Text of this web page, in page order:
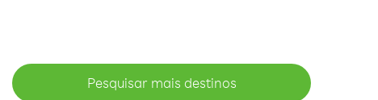
Pesquisar mais destinos